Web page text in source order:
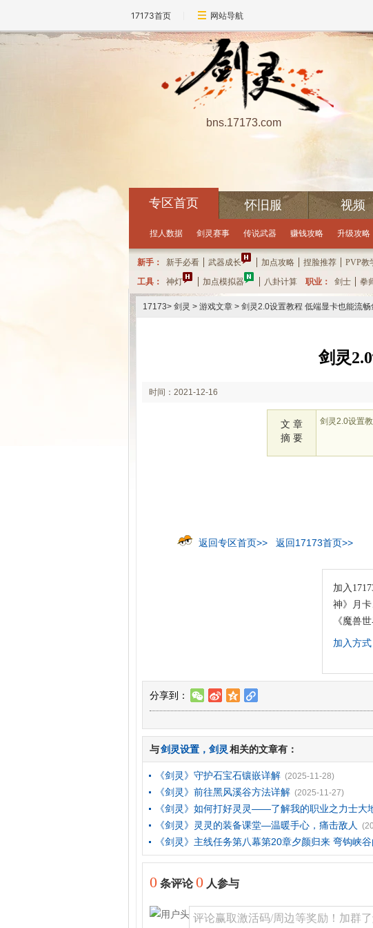
17173首页 网站导航
bns.17173.com
点击领取礼包 每小时可抽奖一次哦 10分10秒距离下次抽奖还有
捏人数据 剑灵赛事 传说武器 赚钱攻略 升级攻略
新手： 新手必看 武器成长 加点攻略 捏脸推荐 PVP教
工具：
神灯 加点模拟器 八卦计算 职业： 剑士 拳
专区首页 怀旧服 视频
17173> 剑灵 > 游戏文章 > 剑灵2.0设置教程 低端显卡也能流畅
剑灵
时间：2021-12-16
文 章
摘 要
剑灵2.0设置
返回专区首页>> 返回17173首页>>
加入
神》月卡
《魔兽
加入方式
分享到： w t z l
与剑灵设置 ， 剑灵 相关的文章有：
《剑灵》守护石宝石镶嵌详解 (2025-11-28)
《剑灵》前往黑风溪谷方法详解 (2025-11-27)
《剑灵》如何打好灵灵——了解我的职业之力士大
《剑灵》灵灵的装备课堂—温暖手心，痛击敌人
《剑灵》主线任务第八幕第20章夕颜归来 弯钩峡
0 条评论0 人参与
评论赢取激活码/周边等奖励！加群了